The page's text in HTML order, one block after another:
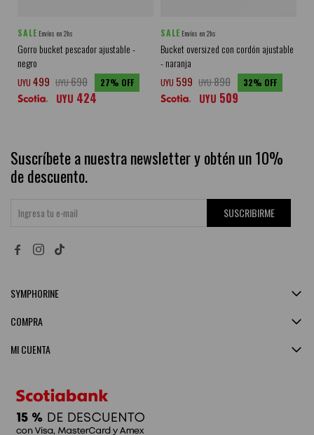
SALE Envíos en 2hs
Gorro bucket pescador ajustable -
negro
UYU 499 UYU690 27
UYU 424
SALE Envíos en 2hs
Bucket oversized con cordón ajustable
- naranja
UYU 599 UYU890 32
UYU 509
Suscríbete a nuestra newsletter y obtén un 10%
de descuento.
SUSCRIBIRME
 
SYMPHORINE
MI CUENTA
COMPRA